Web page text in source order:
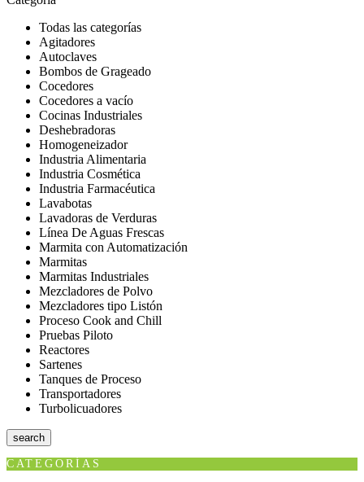
Todas las categorías
Agitadores
Autoclaves
Bombos de Grageado
Cocedores
Cocedores a vacío
Cocinas Industriales
Deshebradoras
Homogeneizador
Industria Alimentaria
Industria Cosmética
Industria Farmacéutica
Lavabotas
Lavadoras de Verduras
Línea De Aguas Frescas
Marmita con Automatización
Marmitas
Marmitas Industriales
Mezcladores de Polvo
Mezcladores tipo Listón
Proceso Cook and Chill
Pruebas Piloto
Reactores
Sartenes
Tanques de Proceso
Transportadores
Turbolicuadores
search
CATEGORÍAS